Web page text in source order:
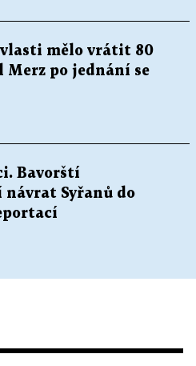
vlasti mělo vrátit 80
Merz po jednání se
Bavorští
Syřanů do